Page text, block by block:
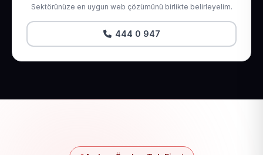
Sektörünüze en uygun web çözümünü birlikte belirleyelim.
444 0 947